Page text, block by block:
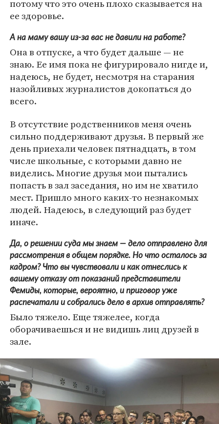
потому что это очень плохо сказывается на
ее здоровье.
А на маму вашу из-за вас не давили на работе?
Она в отпуске, а что будет дальше — не
знаю. Ее имя пока не фигурировало нигде и,
надеюсь, не будет, несмотря на старания
назойливых журналистов докопаться до
всего.
В отсутствие родственников меня очень
сильно поддерживают друзья. В первый же
день приехали человек пятнадцать, в том
числе школьные, с которыми давно не
виделись. Многие друзья мои пытались
попасть в зал заседания, но им не хватило
мест. Пришло много каких-то незнакомых
людей. Надеюсь, в следующий раз будет
иначе.
Да, о решении суда мы знаем — дело отправлено для
рассмотрения в общем порядке. Но что осталось за
кадром? Что вы чувствовали и как отнеслись к
вашему отказу от показаний представители
Фемиды, которые, вероятно, и приговор уже
распечатали и собрались дело в архив отправлять?
Было тяжело. Еще тяжелее, когда
оборачиваешься и не видишь лиц друзей в
зале.